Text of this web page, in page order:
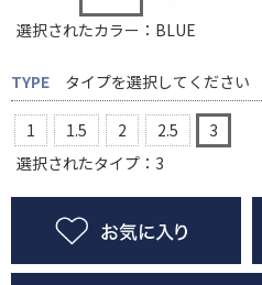
選択されたカラー：BLUE
TYPE タイプを選択してください
1 1.5 2 2.5
3
選択されたタイプ：3